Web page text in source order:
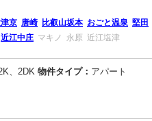
京 唐崎 比叡山坂本 おごと温泉 堅田
近江中庄 マキノ 永原 近江塩津
、2DK 物件タイプ： アパート